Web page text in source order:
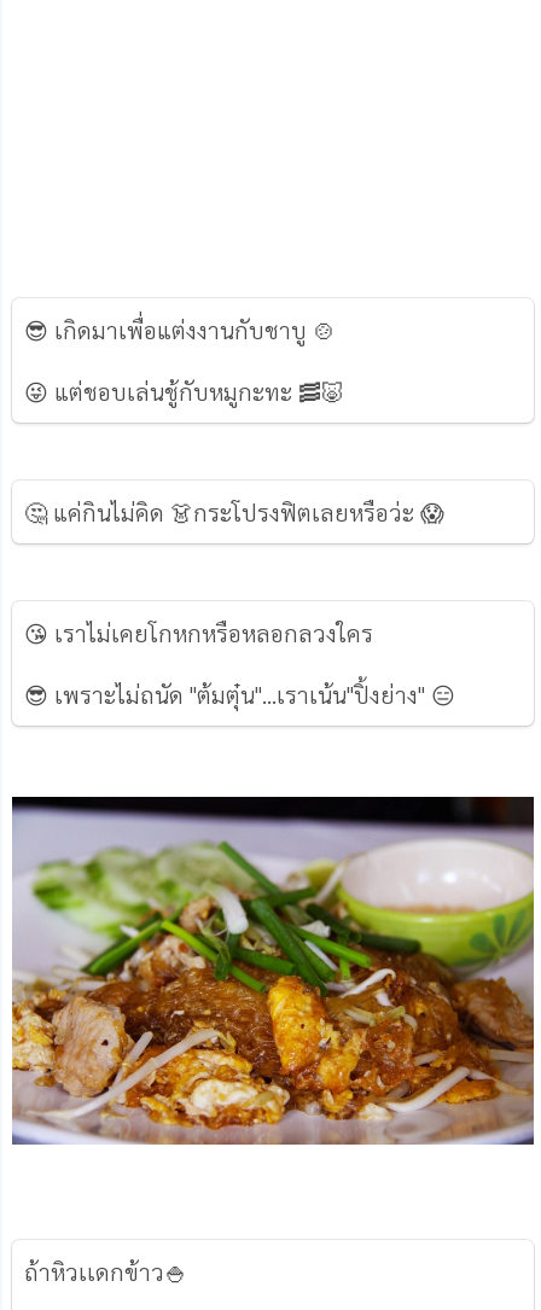
😎 เกิดมาเพื่อแต่งงานกับชาบู 🍲
😜 แต่ชอบเล่นชู้กับหมูกะทะ 🥓🐷
🤔 แค่กินไม่คิด 👗กระโปรงฟิตเลยหรือว่ะ 😱
😘 เราไม่เคยโกหกหรือหลอกลวงใคร
😎 เพราะไม่ถนัด "ต้มตุ๋น"...เราเน้น"ปิ้งย่าง" 😑
ถ้าหิวเเดกข้าว🍚